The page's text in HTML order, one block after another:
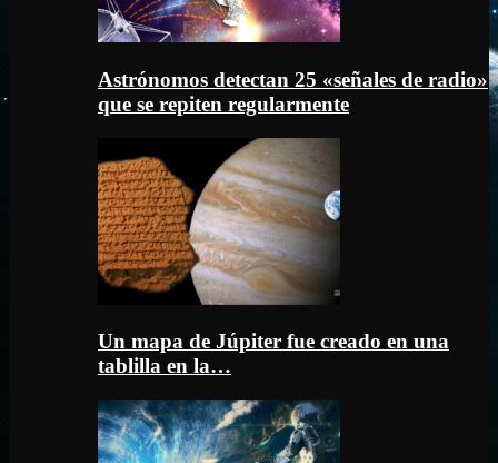
Astrónomos detectan 25 «señales de radio»
que se repiten regularmente
Un mapa de Júpiter fue creado en una
tablilla en la…